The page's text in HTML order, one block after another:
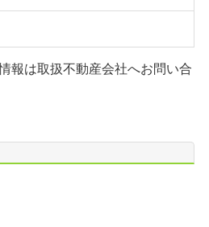
報は取扱不動産会社へお問い合